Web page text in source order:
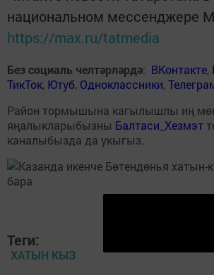
национальном мессенджере
https://max.ru/tatmedia
Без социаль челтәрләрдә: ВКонтакте,
ТикТок, Ютуб, Одноклассники,
Район тормышына кагылышлы иң
яңалыкларыбызны Балтаси_Хезмэт
каналыбызда да укыгыз.
Теги:
ХАТЫН КЫЗ